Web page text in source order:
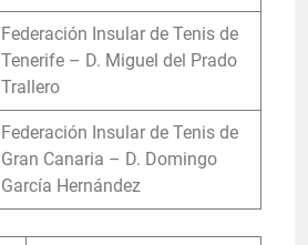
Federación Insular de Tenis de
Tenerife – D. Miguel del Prado
Trallero
Federación Insular de Tenis de
Gran Canaria – D. Domingo
García Hernández